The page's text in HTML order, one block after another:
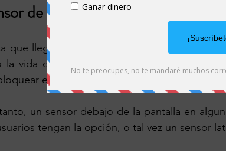
de huellas
que llegó la pandemia, tal vez nadie le
la vida cambia, las cosas cambian y no
el teléfono de forma sencilla.
un sensor debajo de la pantalla en
tengan la opción, o tal vez un sensor